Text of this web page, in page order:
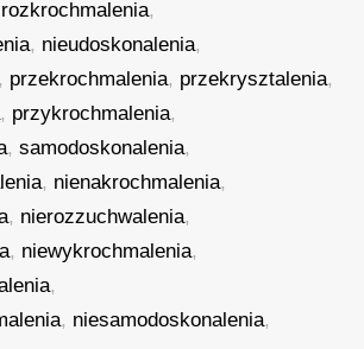
rozkrochmalenia,
, nieudoskonalenia,
przekrochmalenia, przekrysztalenia,
, przykrochmalenia,
,samodoskonalenia,
, nienakrochmalenia,
, nierozzuchwalenia,
, niewykrochmalenia,
,
, niesamodoskonalenia,